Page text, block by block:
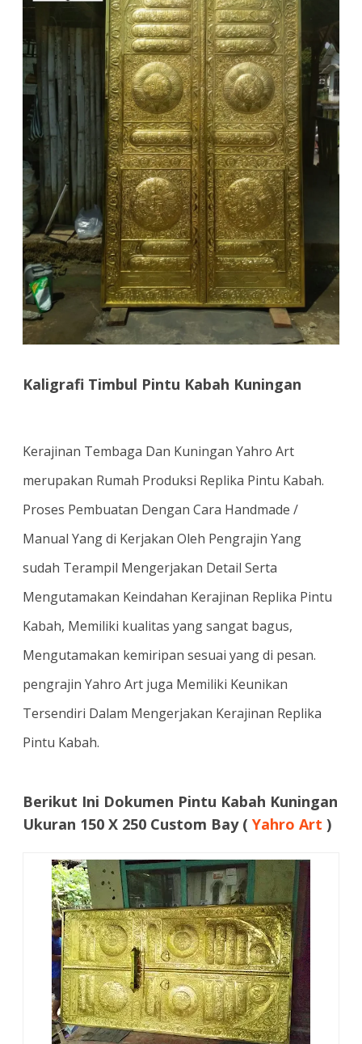
Kaligrafi Timbul Pintu Kabah Kuningan
Kerajinan Tembaga Dan Kuningan Yahro Art
merupakan Rumah Produksi Replika Pintu Kabah.
Proses Pembuatan Dengan Cara Handmade /
Manual Yang di Kerjakan Oleh Pengrajin Yang
sudah Terampil Mengerjakan Detail Serta
Mengutamakan Keindahan Kerajinan Replika Pintu
Kabah, Memiliki kualitas yang sangat bagus,
Mengutamakan kemiripan sesuai yang di pesan.
pengrajin Yahro Art juga Memiliki Keunikan
Tersendiri Dalam Mengerjakan Kerajinan Replika
Pintu Kabah.
Berikut Ini Dokumen Pintu Kabah Kuningan
Ukuran 150 X 250 Custom Bay ( Yahro Art )